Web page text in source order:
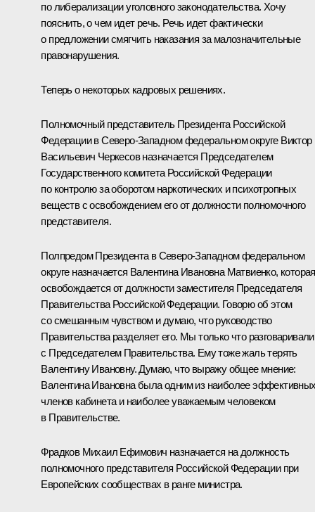
по либерализации уголовного законодательства. Хочу
пояснить, о чем идет речь. Речь идет фактически
о предложении смягчить наказания за малозначительные
правонарушения.
Теперь о некоторых кадровых решениях.
Полномочный представитель Президента Российской
Федерации в Северо-Западном федеральном округе Виктор
Васильевич Черкесов назначается Председателем
Государственного комитета Российской Федерации
по контролю за оборотом наркотических и психотропных
веществ с освобождением его от должности полномочного
представителя.
Полпредом Президента в Северо-Западном федеральном
округе назначается Валентина Ивановна Матвиенко, которая
освобождается от должности заместителя Председателя
Правительства Российской Федерации. Говорю об этом
со смешанным чувством и думаю, что руководство
Правительства разделяет его. Мы только что разговаривали
с Председателем Правительства. Ему тоже жаль терять
Валентину Ивановну. Думаю, что выражу общее мнение:
Валентина Ивановна была одним из наиболее
членов кабинета и наиболее уважаемым человеком
в Правительстве.
Фрадков Михаил Ефимович назначается на должность
полномочного представителя Российской Федерации при
Европейских сообществах в ранге министра.